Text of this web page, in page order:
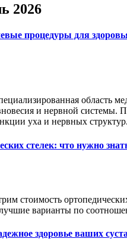
2026
процедуры для
область
и нервной системы.
уха и нервных
стелек: что нужно
стоимость
варианты по
здоровье ваших